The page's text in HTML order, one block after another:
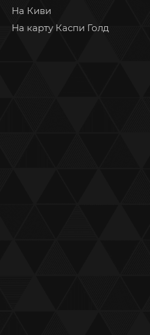
На Киви
На карту Каспи Голд